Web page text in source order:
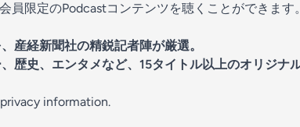
員限定のPodcastコンテンツを聴くことができます。
産経新聞社の精鋭記者陣が厳選。
歴史、エンタメなど、15タイトル以上のオリジナ
information.